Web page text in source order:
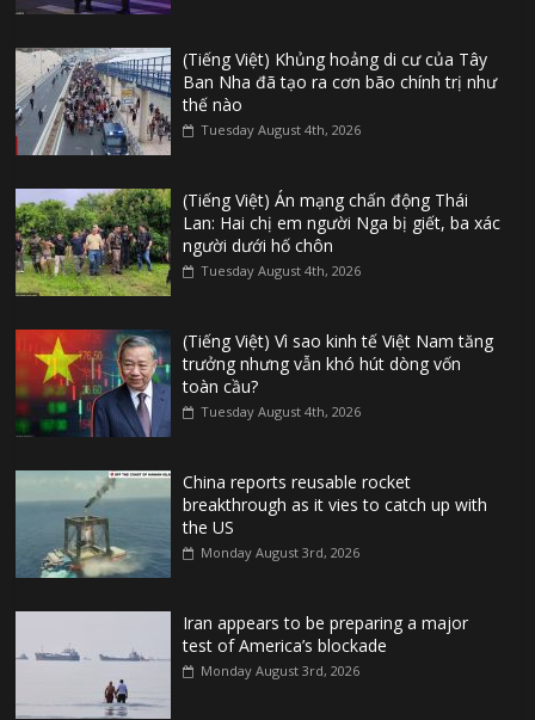
(Tiếng Việt) Khủng hoảng di cư của Tây
Ban Nha đã tạo ra cơn bão chính trị như
thế nào
Tuesday August 4th, 2026
(Tiếng Việt) Án mạng chấn động Thái
Lan: Hai chị em người Nga bị giết, ba xác
người dưới hố chôn
Tuesday August 4th, 2026
(Tiếng Việt) Vì sao kinh tế Việt Nam tăng
trưởng nhưng vẫn khó hút dòng vốn
toàn cầu?
Tuesday August 4th, 2026
China reports reusable rocket
breakthrough as it vies to catch up with
the US
Monday August 3rd, 2026
Iran appears to be preparing a major
test of America’s blockade
Monday August 3rd, 2026